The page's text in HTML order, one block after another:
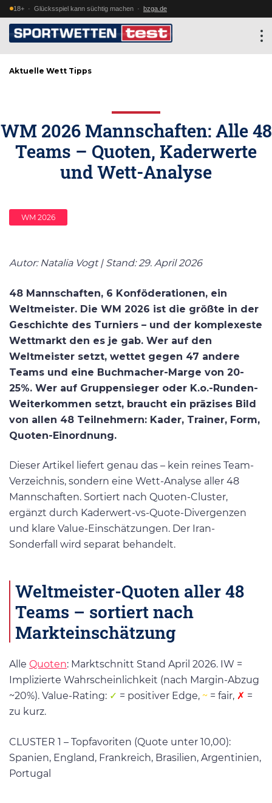
18+ · Glücksspiel kann süchtig machen · bzga.de
Aktuelle Wett Tipps
WM 2026 Mannschaften: Alle 48
Teams – Quoten, Kaderwerte
und Wett-Analyse
WM 2026
Autor: Natalia Vogt | Stand: 29. April 2026
48 Mannschaften, 6 Konföderationen, ein
Weltmeister. Die WM 2026 ist die größte in der
Geschichte des Turniers – und der komplexeste
Wettmarkt den es je gab. Wer auf den
Weltmeister setzt, wettet gegen 47 andere
Teams und eine Buchmacher-Marge von 20-
25%. Wer auf Gruppensieger oder K.o.-Runden-
Weiterkommen setzt, braucht ein präzises Bild
von allen 48 Teilnehmern: Kader, Trainer, Form,
Quoten-Einordnung.
Dieser Artikel liefert genau das – kein reines Team-
Verzeichnis, sondern eine Wett-Analyse aller 48
Mannschaften. Sortiert nach Quoten-Cluster,
ergänzt durch Kaderwert-vs-Quote-Divergenzen
und klare Value-Einschätzungen. Der Iran-
Sonderfall wird separat behandelt.
Weltmeister-Quoten aller 48
Teams – sortiert nach
Markteinschätzung
Alle Quoten: Marktschnitt Stand April 2026. IW =
Implizierte Wahrscheinlichkeit (nach Margin-Abzug
~20%). Value-Rating: ✓ = positiver Edge, ~ = fair, ✗ =
zu kurz.
CLUSTER 1 – Topfavoriten (Quote unter 10,00):
Spanien, England, Frankreich, Brasilien, Argentinien,
Portugal